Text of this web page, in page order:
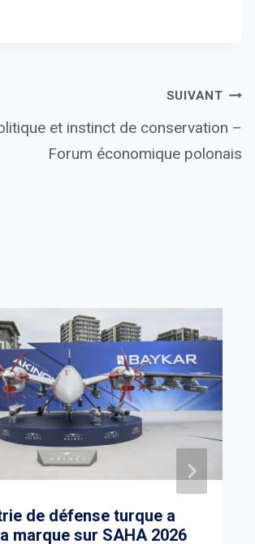
SUIVANT
et instinct de conservation –
Forum économique polonais
de défense turque a
marque sur SAHA 2026